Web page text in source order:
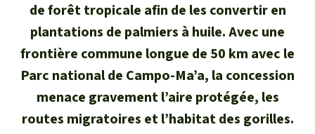
Les aires protégées
La forêt tropicale
Le bois tropical
Transparence
Questions fréquentes
Rapports annuels
Mentions légales
English
Español
Italiano
Protection des forêts tropicales
Soutien aux activistes
Afrique
Amérique latine
de forêt tropicale afin de les convertir en
plantations de palmiers à huile. Avec une
frontière commune longue de 50 km avec le
Parc national de Campo-Ma’a, la concession
menace gravement l’aire protégée, les
routes migratoires et l’habitat des gorilles.